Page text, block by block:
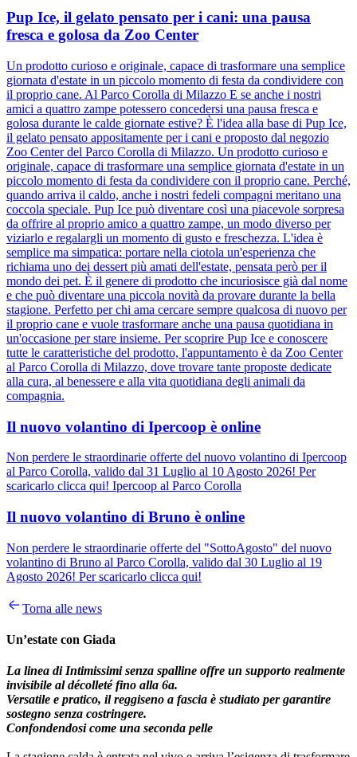
Pup Ice, il gelato pensato per i cani: una pausa
fresca e golosa da Zoo Center
Un prodotto curioso e originale, capace di trasformare una semplice
giornata d'estate in un piccolo momento di festa da condividere con
il proprio cane. Al Parco Corolla di Milazzo E se anche i nostri
amici a quattro zampe potessero concedersi una pausa fresca e
golosa durante le calde giornate estive? È l'idea alla base di Pup Ice,
il gelato pensato appositamente per i cani e proposto dal negozio
Zoo Center del Parco Corolla di Milazzo. Un prodotto curioso e
originale, capace di trasformare una semplice giornata d'estate in un
piccolo momento di festa da condividere con il proprio cane. Perché,
quando arriva il caldo, anche i nostri fedeli compagni meritano una
coccola speciale. Pup Ice può diventare così una piacevole sorpresa
da offrire al proprio amico a quattro zampe, un modo diverso per
viziarlo e regalargli un momento di gusto e freschezza. L'idea è
semplice ma simpatica: portare nella ciotola un'esperienza che
richiama uno dei dessert più amati dell'estate, pensata però per il
mondo dei pet. È il genere di prodotto che incuriosisce già dal nome
e che può diventare una piccola novità da provare durante la bella
stagione. Perfetto per chi ama cercare sempre qualcosa di nuovo per
il proprio cane e vuole trasformare anche una pausa quotidiana in
un'occasione per stare insieme. Per scoprire Pup Ice e conoscere
tutte le caratteristiche del prodotto, l'appuntamento è da Zoo Center
al Parco Corolla di Milazzo, dove trovare tante proposte dedicate
alla cura, al benessere e alla vita quotidiana degli animali da
compagnia.
Il nuovo volantino di Ipercoop è online
Non perdere le straordinarie offerte del nuovo volantino di Ipercoop
al Parco Corolla, valido dal 31 Luglio al 10 Agosto 2026! Per
scaricarlo clicca qui! Ipercoop al Parco Corolla
Il nuovo volantino di Bruno è online
Non perdere le straordinarie offerte del "SottoAgosto" del nuovo
volantino di Bruno al Parco Corolla, valido dal 30 Luglio al 19
Agosto 2026! Per scaricarlo clicca qui!
Torna alle news
Un’estate con Giada
La linea di Intimissimi senza spalline offre un supporto realmente
invisibile al décolleté fino alla 6a.
Versatile e pratico, il reggiseno a fascia è studiato per garantire
sostegno senza costringere.
Confondendosi come una seconda pelle